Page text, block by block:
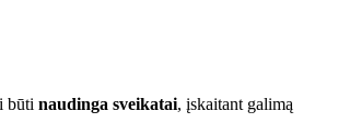
būti naudinga sveikatai, įskaitant galimą